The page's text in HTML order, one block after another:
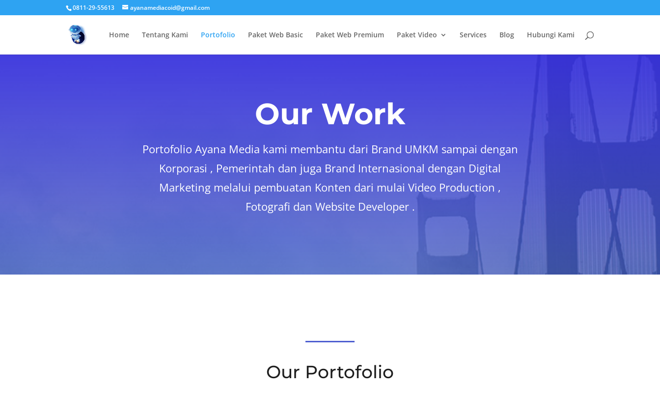
0811-29-55613 ayanamediacoid@gmail.com
Home Tentang Kami Portofolio Paket Web Basic Paket Web Premium Paket Video Services Blog Hubungi Kami
Our Work
Portofolio Ayana Media kami membantu dari Brand UMKM sampai dengan
Korporasi , Pemerintah dan juga Brand Internasional dengan Digital
Marketing melalui pembuatan Konten dari mulai Video Production ,
Fotografi dan Website Developer .
Our Portofolio